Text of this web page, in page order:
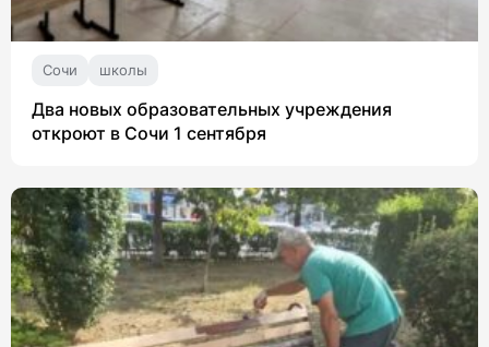
Сочи школы
Два новых образовательных учреждения
откроют в Сочи 1 сентября